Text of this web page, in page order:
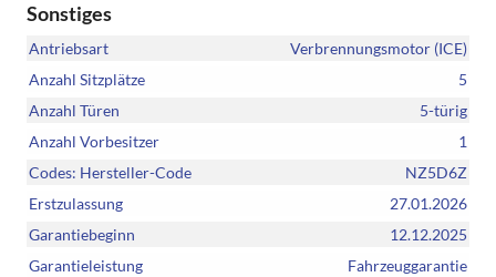
Sonstiges
Antriebsart
Verbrennungsmotor (ICE)
Anzahl Sitzplätze
5
Anzahl Türen
5-türig
Anzahl Vorbesitzer
1
Codes: Hersteller-Code
NZ5D6Z
Erstzulassung
27.01.2026
Garantiebeginn
12.12.2025
Garantieleistung
Fahrzeuggarantie